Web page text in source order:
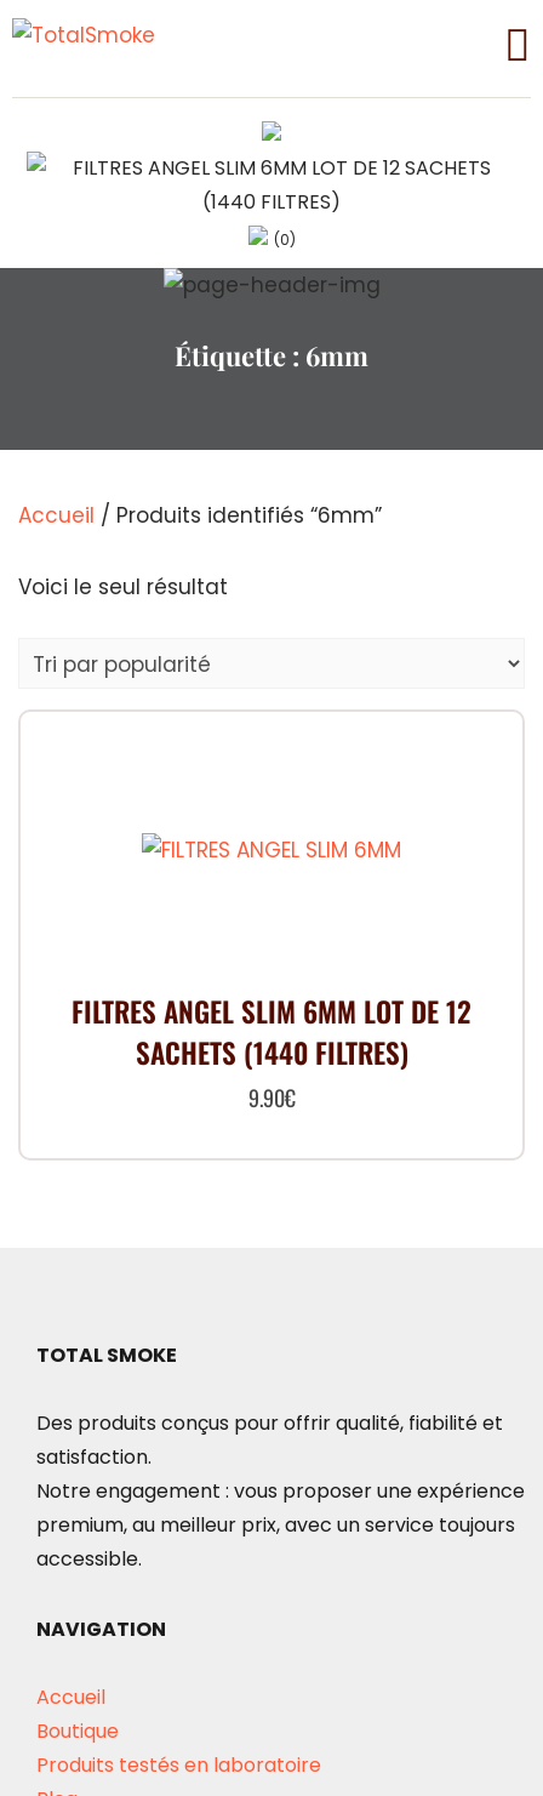
(0)
Étiquette : 6mm
Accueil / Produits identifiés “6mm”
Voici le seul résultat
FILTRES ANGEL SLIM 6MM LOT DE 12
SACHETS (1440 FILTRES)
9.90€
TOTAL SMOKE
Des produits conçus pour offrir qualité, fiabilité et
satisfaction.
Notre engagement : vous proposer une expérience
premium, au meilleur prix, avec un service toujours
accessible.
NAVIGATION
Accueil
Boutique
Produits testés en laboratoire